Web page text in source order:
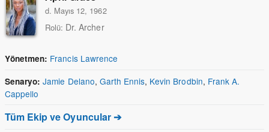
d. Mayıs 12, 1962
Rolü: Dr. Archer
Yönetmen: Francis Lawrence
Senaryo: Jamie Delano, Garth Ennis, Kevin Brodbin, Frank A.
Cappello
Tüm Ekip ve Oyuncular ➔